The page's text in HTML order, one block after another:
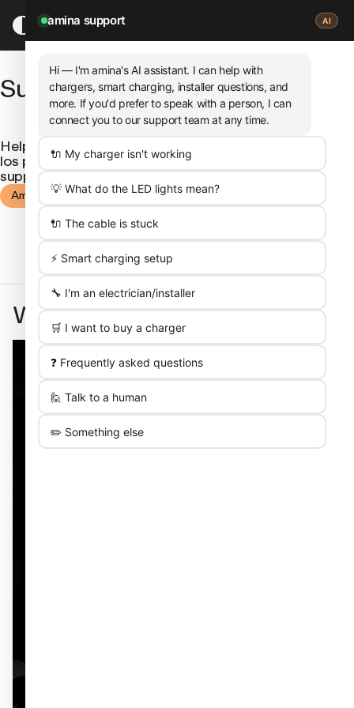
NAAR
HOOFDINHOUD
Support
Help ons u te helpen. Bekijk de veelgestelde vragen,
los problemen op en neem contact op via onze
support .
Amina support
We zijn er voor jou
amina support AI
Hi — I'm amina'sAI assistant. I can help with
chargers, smart charging, installer questions, and
more. If you'd prefer to speak with a person, I can
connect you to our support team at any time.
🔌 My charger isn't working
💡 What do the LED lights mean?
🔌 The cable is stuck
⚡ Smart charging setup
🔧 I'm an electrician/installer
🛒 I want to buy a charger
❓ Frequently asked questions
🙋 Talk to a human
✏️ Something else